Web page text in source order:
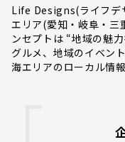
Life Designs(ライフデ
エリア(愛知・岐阜・三
ンセプトは “地域の魅
グルメ、地域のイベン
海エリアのローカル情